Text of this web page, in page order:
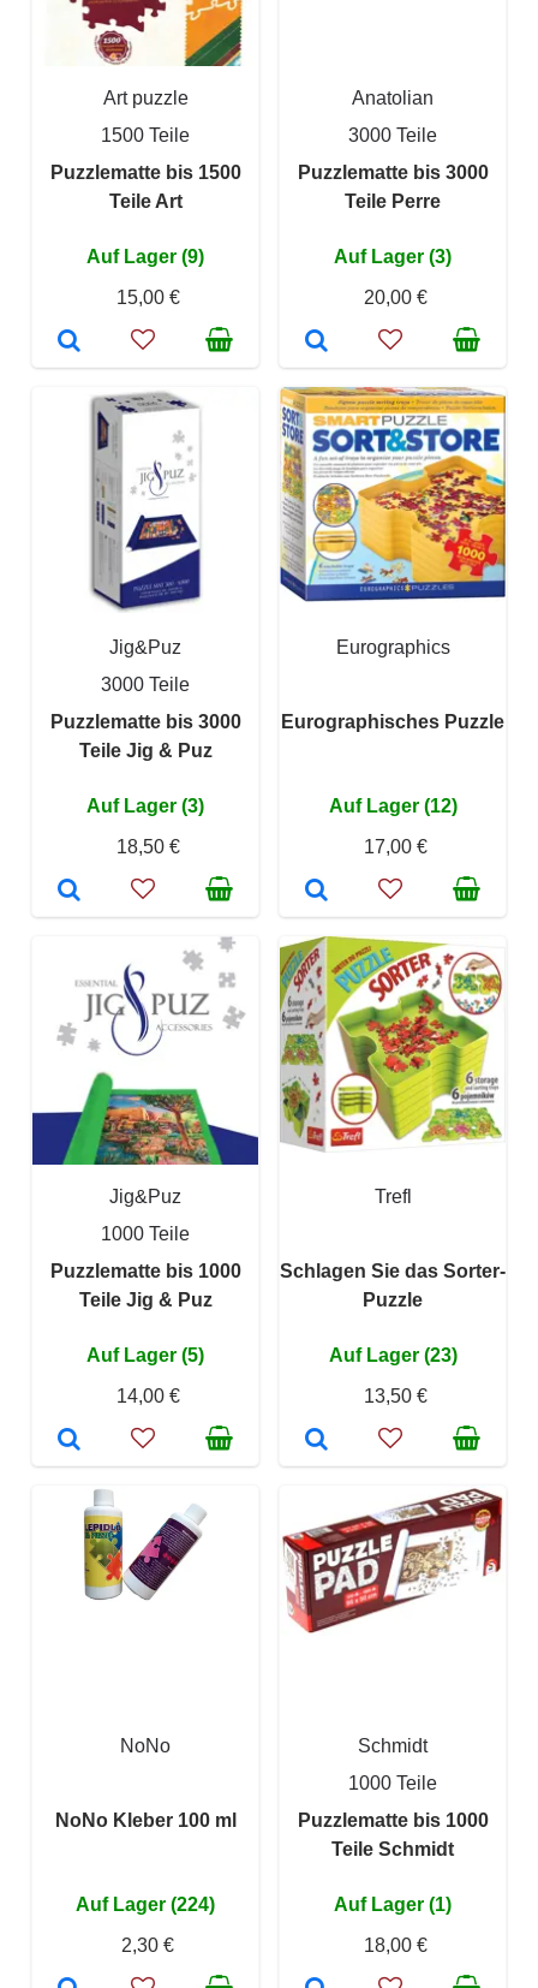
Art puzzle
1500 Teile
Puzzlematte bis 1500
Teile Art
Auf Lager (9)
15,00 €
Anatolian
3000 Teile
Puzzlematte bis 3000
Teile Perre
Auf Lager (3)
20,00 €
Jig&Puz
3000 Teile
Puzzlematte bis 3000
Teile Jig & Puz
Auf Lager (3)
18,50 €
Eurographics
Eurographisches Puzzle
Auf Lager (12)
17,00 €
Jig&Puz
1000 Teile
Puzzlematte bis 1000
Teile Jig & Puz
Auf Lager (5)
14,00 €
Trefl
Schlagen Sie das Sorter-
Puzzle
Auf Lager (23)
13,50 €
NoNo
NoNo Kleber 100 ml
Auf Lager (224)
2,30 €
Schmidt
1000 Teile
Puzzlematte bis 1000
Teile Schmidt
Auf Lager (1)
18,00 €